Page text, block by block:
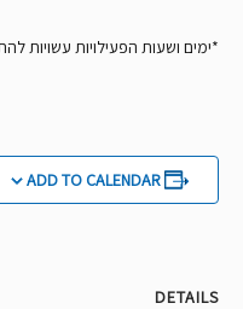
*ימים ושעות הפעילויות
ADD TO CALENDAR
DETAILS